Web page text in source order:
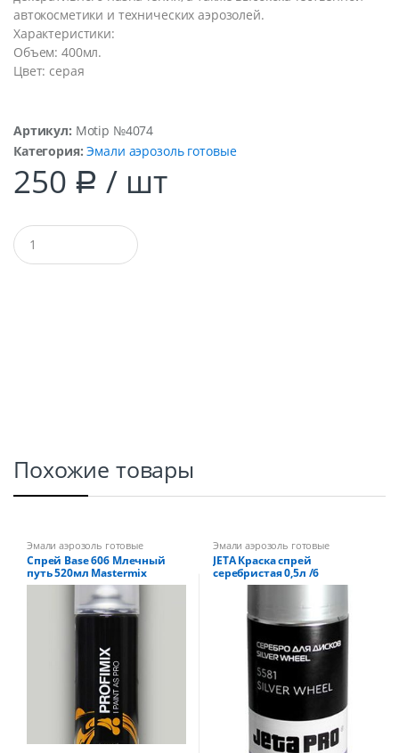
автокосметики и технических аэрозолей.
Характеристики:
Объем: 400мл.
Цвет: серая
Артикул: Motip №4074
Категория:Эмали аэрозоль готовые
250 Р / шт
Q
u
a
Похожие товары
Эмали аэрозоль готовые
Спрей Base 606 Млечный
путь 520мл Mastermix
Эмали аэрозоль готовые
JETA Краска спрей
серебристая 0,5л /6